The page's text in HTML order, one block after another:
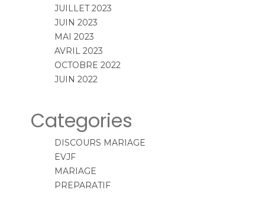
JUILLET 2023
JUIN 2023
MAI 2023
AVRIL 2023
OCTOBRE 2022
JUIN 2022
Categories
DISCOURS MARIAGE
EVJF
MARIAGE
PREPARATIF